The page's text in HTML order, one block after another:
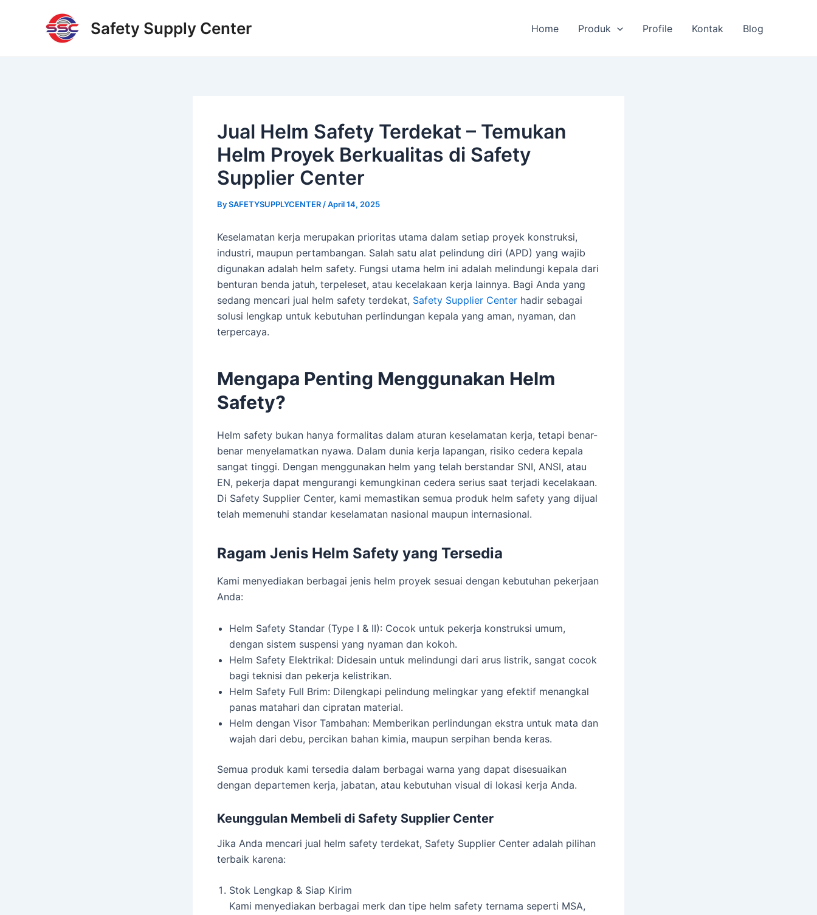
Safety Supply Center Home Produk Profile Kontak Blog
Jual Helm Safety Terdekat – Temukan
Helm Proyek Berkualitas di Safety
Supplier Center
BySAFETYSUPPLYCENTER /April 14, 2025
Keselamatan kerja merupakan prioritas utama dalam setiap proyek konstruksi,
industri, maupun pertambangan. Salah satu alat pelindung diri (APD) yang wajib
digunakan adalah helm safety. Fungsi utama helm ini adalah melindungi kepala dari
benturan benda jatuh, terpeleset, atau kecelakaan kerja lainnya. Bagi Anda yang
sedang mencari jual helm safety terdekat, Safety Supplier Center hadir sebagai
solusi lengkap untuk kebutuhan perlindungan kepala yang aman, nyaman, dan
terpercaya.
Mengapa Penting Menggunakan Helm
Safety?
Helm safety bukan hanya formalitas dalam aturan keselamatan kerja, tetapi benar-
benar menyelamatkan nyawa. Dalam dunia kerja lapangan, risiko cedera kepala
sangat tinggi. Dengan menggunakan helm yang telah berstandar SNI, ANSI, atau
EN, pekerja dapat mengurangi kemungkinan cedera serius saat terjadi kecelakaan.
Di Safety Supplier Center, kami memastikan semua produk helm safety yang dijual
telah memenuhi standar keselamatan nasional maupun internasional.
Ragam Jenis Helm Safety yang Tersedia
Kami menyediakan berbagai jenis helm proyek sesuai dengan kebutuhan pekerjaan
Anda:
Helm Safety Standar (Type I & II): Cocok untuk pekerja konstruksi umum,
dengan sistem suspensi yang nyaman dan kokoh.
Helm Safety Elektrikal: Didesain untuk melindungi dari arus listrik, sangat cocok
bagi teknisi dan pekerja kelistrikan.
Helm Safety Full Brim: Dilengkapi pelindung melingkar yang efektif menangkal
panas matahari dan cipratan material.
Helm dengan Visor Tambahan: Memberikan perlindungan ekstra untuk mata dan
wajah dari debu, percikan bahan kimia, maupun serpihan benda keras.
Semua produk kami tersedia dalam berbagai warna yang dapat disesuaikan
dengan departemen kerja, jabatan, atau kebutuhan visual di lokasi kerja Anda.
Keunggulan Membeli di Safety Supplier Center
Jika Anda mencari jual helm safety terdekat, Safety Supplier Center adalah pilihan
terbaik karena:
Stok Lengkap & Siap Kirim
Kami menyediakan berbagai merk dan tipe helm safety ternama seperti MSA,
navigation